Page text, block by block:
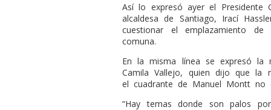
Así lo expresó ayer el Presidente
alcaldesa de Santiago, Irací
cuestionar el emplazamiento
comuna.
En la misma línea se expresó la
Camila Vallejo, quien dijo que la
el cuadrante de Manuel Montt no
“Hay temas donde son palos